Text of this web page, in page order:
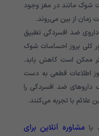
شوک مانند در مغز وجود
زمان از بین می‌روند.
ضد افسردگی تطبیق
کلی بروز احساسات شوک
ممکن است کاهش یابد.
اطلاعات قطعی به دست
داروهای ضد افسردگی را
با تجربه می‌کنند.
با مشاوره آنلاین برای